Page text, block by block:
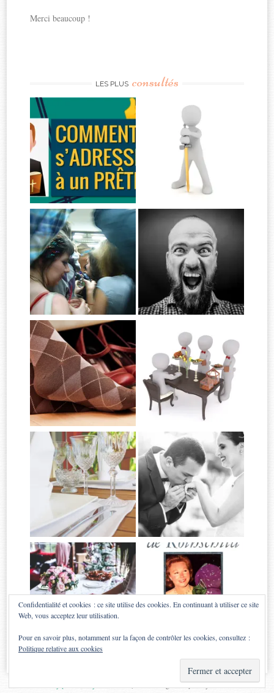
Merci beaucoup !
LES PLUS consultés
Theme: Sugar & Spice byWebTuts.
Confidentialité et cookies : ce site utilise des cookies. En continuant à utiliser ce site
Web, vous acceptez leur utilisation.
Pour en savoir plus, notamment sur la façon de contrôler les cookies, consultez :
Politique relative aux cookies